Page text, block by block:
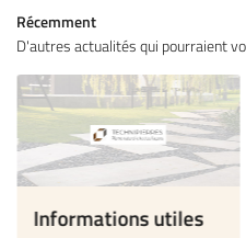
ACTUALITÉS
CONTACT
Récemment
D'autres actualités qui pourraient
Informations utiles